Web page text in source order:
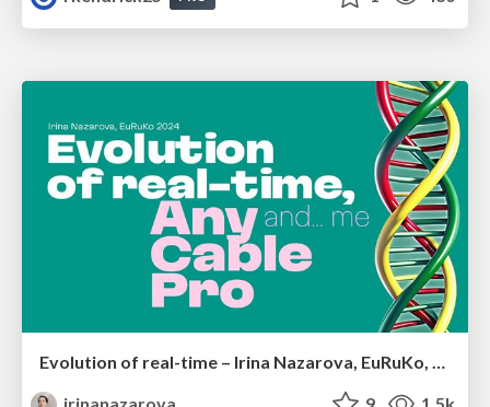
Evolution of real-time – Irina Nazarova, EuRuKo, 2024